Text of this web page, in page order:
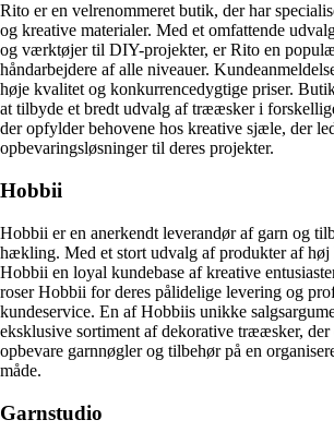
Rito er en velrenommeret butik, der har
og kreative materialer. Med et omfattende
og værktøjer til DIY-projekter, er Rito en
håndarbejdere af alle niveauer.
høje kvalitet og konkurrencedygtige priser.
at tilbyde et bredt udvalg af trææsker i
der opfylder behovene hos kreative sjæle, der
opbevaringsløsninger til deres projekter.
Hobbii
Hobbii er en anerkendt leverandør af garn og
hækling. Med et stort udvalg af produkter af
Hobbii en loyal kundebase af kreative
roser Hobbii for deres pålidelige levering og
kundeservice. En af Hobbiis unikke
eksklusive sortiment af dekorative trææsker, der
opbevare garnnøgler og tilbehør på en
måde.
Garnstudio